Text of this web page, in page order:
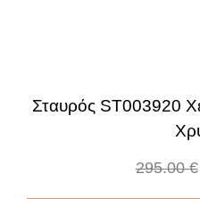
Σταυρός ST003920
295.00€